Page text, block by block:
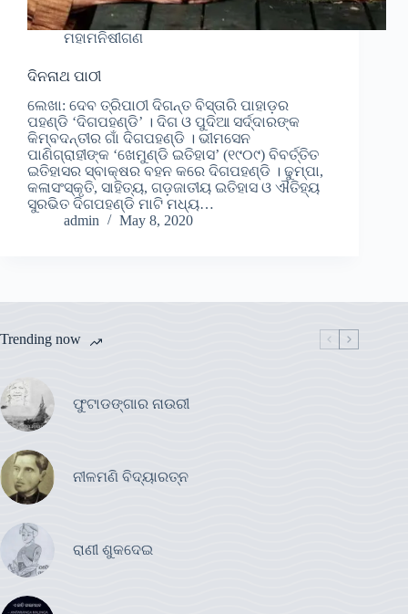
ମହାମନିଷୀଗଣ
ଦିନନାଥ ପାଠୀ
ଲେଖା: ଦେବ ତ୍ରିପାଠୀ ଦିଗନ୍ତ ବିସ୍ତାରି ପାହାଡ଼ର
ପହଣ୍ଡି ‘ଦିଗପହଣ୍ଡି’ । ଦିଗ ଓ ପୁଦିଆ ସର୍ଦ୍ଦାରଙ୍କ
କିମ୍ବଦନ୍ତୀର ଗାଁ ଦିଗପହଣ୍ଡି । ଭୀମସେନ
ପାଣିଗ୍ରାହୀଙ୍କ ‘ଖେମୁଣ୍ଡି ଇତିହାସ’ (୧୯୦୯) ବିବର୍ତ୍ତିତ
ଇତିହାସର ସ୍ବାକ୍ଷର ବହନ କରେ ଦିଗପହଣ୍ଡି । ଢୁମ୍ପା,
କଳାସଂସ୍କୃତି, ସାହିତ୍ୟ, ଗଡ଼ଜାତୀୟ ଇତିହାସ ଓ ଐତିହ୍ୟ
ସୁରଭିତ ଦିଗପହଣ୍ଡି ମାଟି ମଧ୍ୟ…
admin
May 8, 2020
Trending now
ଫୁଟାଡଙ୍ଗାର ନାଉରୀ
ନୀଳମଣି ବିଦ୍ୟାରତ୍ନ
ରାଣୀ ଶୁକଦେଇ